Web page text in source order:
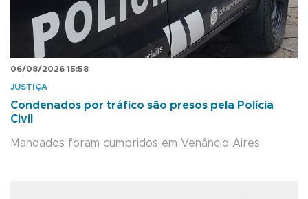
06/08/2026 15:58
JUSTIÇA
Condenados por tráfico são presos pela Polícia
Civil
Mandados foram cumpridos em Venâncio Aires